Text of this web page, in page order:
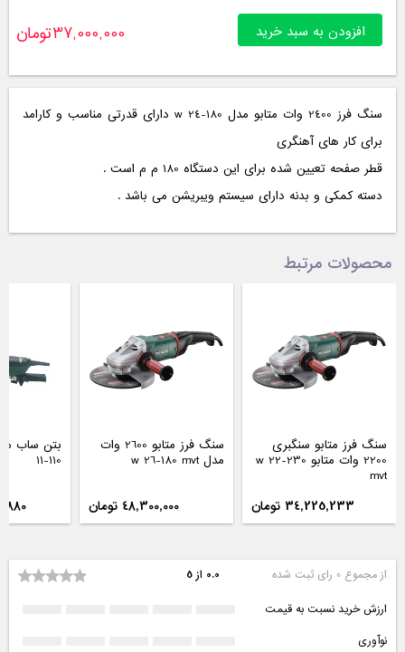
افزودن به سبد خرید 37,000,000تومان
سنگ فرز 2400 وات متابو مدل w 24-180 دارای قدرتی مناسب و کارامد
برای کار های آهنگری
قطر صفحه تعیین شده برای این دستگاه 180 م م است .
دسته کمکی و بدنه دارای سیستم ویبریشن می باشد .
محصولات مرتبط
سنگ فرز متابو سنگبری
2200 وات متابو w 22-230
mvt
34,225,233 تومان
سنگ فرز متابو 2600 وات
مدل w 26-180 mvt
48,300,000 تومان
11-110
از مجموع 0 رای ثبت شده 0.0 از 5
ارزش خرید نسبت به قیمت
نوآوری